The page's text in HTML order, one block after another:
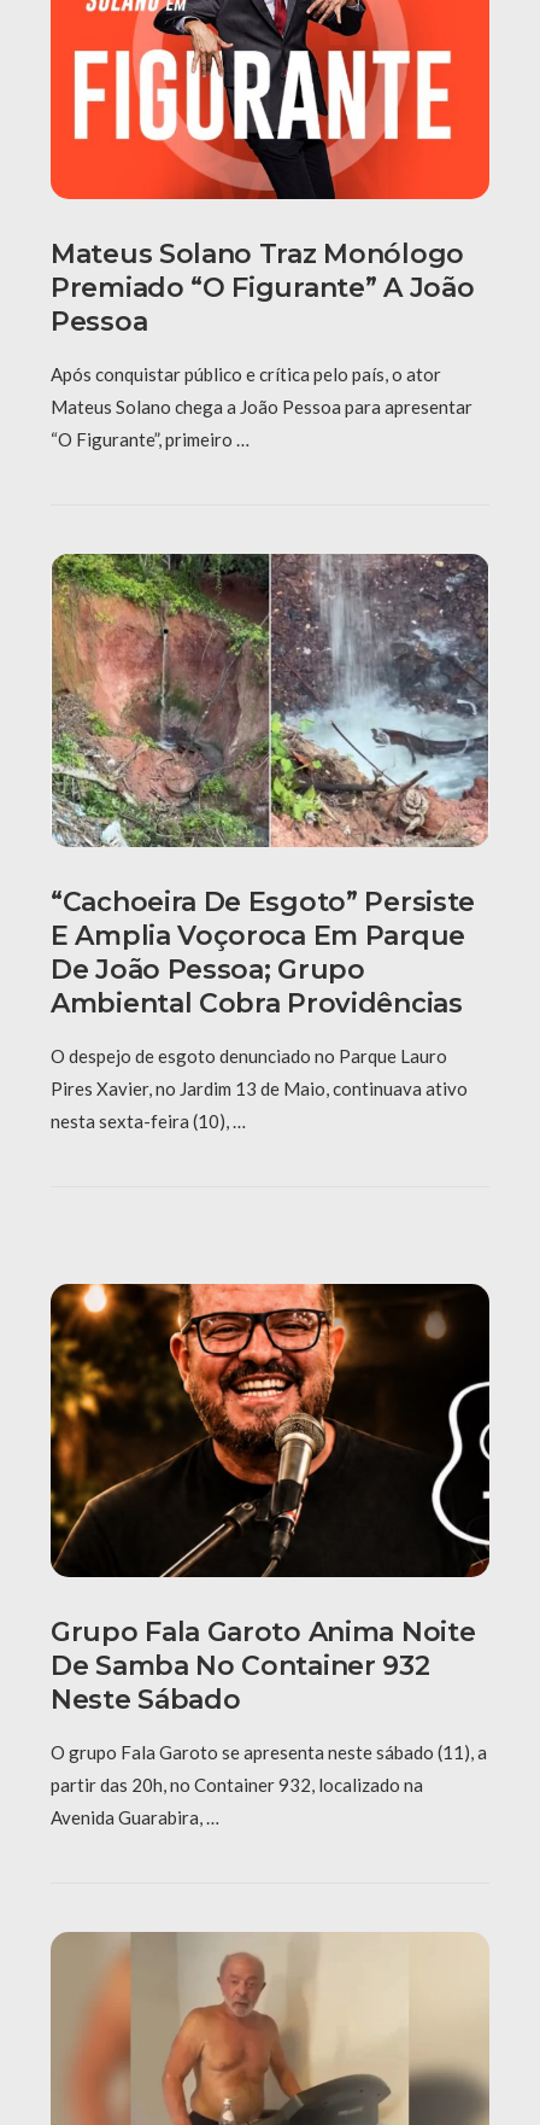
Mateus Solano Traz Monólogo
Premiado “O Figurante” A João
Pessoa
Após conquistar público e crítica pelo país, o ator
Mateus Solano chega a João Pessoa para apresentar
“O Figurante”, primeiro …
“Cachoeira De Esgoto” Persiste
E Amplia Voçoroca Em Parque
De João Pessoa; Grupo
Ambiental Cobra Providências
O despejo de esgoto denunciado no Parque Lauro
Pires Xavier, no Jardim 13 de Maio, continuava ativo
nesta sexta-feira (10), …
Grupo Fala Garoto Anima Noite
De Samba No Container 932
Neste Sábado
O grupo Fala Garoto se apresenta neste sábado (11), a
partir das 20h, no Container 932, localizado na
Avenida Guarabira, …